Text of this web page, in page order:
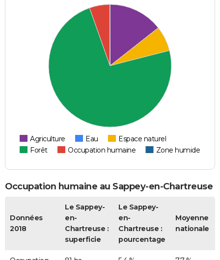
Agriculture Eau
Espace naturel
Forêt
Occupation humaine Zone humide
Occupation humaine au Sappey-en-Chartreuse
Données
2018
Le Sappey-
en-
Chartreuse :
superficie
Le Sappey-
en-
Chartreuse :
pourcentage
Moyenne
nationale